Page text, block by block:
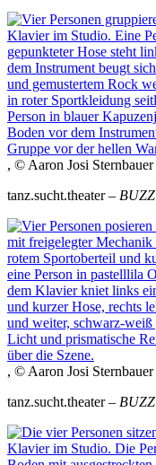
, © Aaron Josi Sternbauer
tanz.sucht.theater – BUZZ
, © Aaron Josi Sternbauer
tanz.sucht.theater – BUZZ